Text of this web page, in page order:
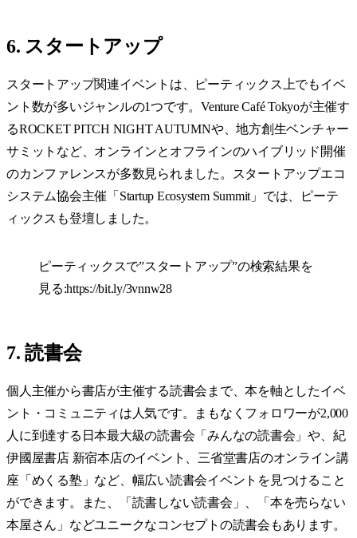
6. スタートアップ
スタートアップ関連イベントは、ピーティックス上でもイベ
ント数が多いジャンルの1つです。Venture Café Tokyo​​が主催す
るROCKET PITCH NIGHT AUTUMNや、地方創生ベンチャー
サミットなど、オンラインとオフラインのハイブリッド開催
のカンファレンスが多数見られました。スタートアップエコ
システム協会​​主催「Startup Ecosystem Summit」では、ピーテ
ィックスも登壇しました。
ピーティックスで”スタートアップ”の検索結果を
見る:https://bit.ly/3vnnw28
7. 読書会
個人主催から書店が主催する読書会まで、本を軸としたイベ
ント・コミュニティは人気です。まもなくフォロワーが2,000
人に到達する日本最大級の読書会「みんなの読書会」や、紀
伊國屋書店 新宿本店のイベント、三省堂書店​​のオンライン講
座「めくる塾」など、幅広い読書会イベントを見つけること
ができます。また、「読書しない読書会」、「本を売らない
本屋さん」などユニークなコンセプトの読書会もあります。